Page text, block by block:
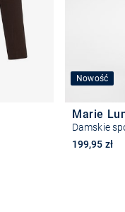
Nowość
Marie
Damskie
199,95 zł